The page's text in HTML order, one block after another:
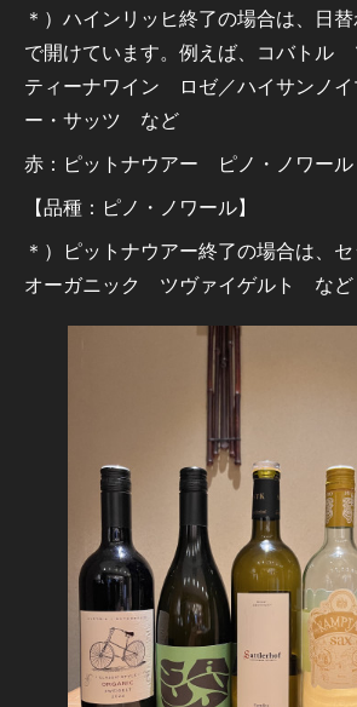
＊）ハインリッヒ終了の場合は、日
で開けています。例えば、コバトル
ティーナワイン ロゼ／ハイサンノ
ー・サッツ など
赤：ピットナウアー ピノ・ノワー
【品種：ピノ・ノワール】
＊）ピットナウアー終了の場合は、
オーガニック ツヴァイゲルト など